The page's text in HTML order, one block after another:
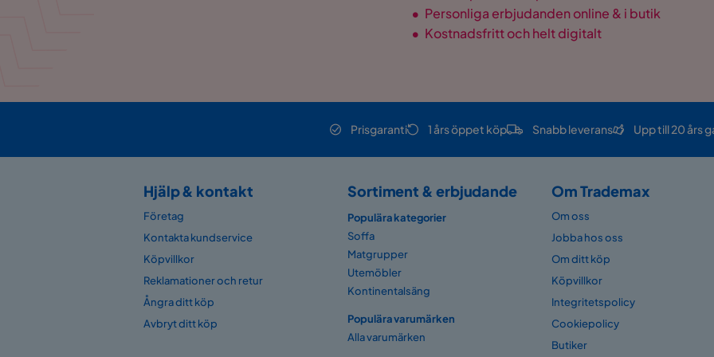
• Personliga erbjudanden online & i butik
• Kostnadsfritt och helt digitalt
Prisgaranti 1 års öppet köp Snabb leverans Upp till 20 års
Hjälp & kontakt
Företag
Kontakta kundservice
Köpvillkor
Reklamationer och retur
Ångra ditt köp
Avbryt ditt köp
Sortiment & erbjudande
Populära kategorier
Soffa
Matgrupper
Utemöbler
Kontinentalsäng
Populära varumärken
Alla varumärken
Om Trademax
Om oss
Jobba hos oss
Om ditt köp
Köpvillkor
Integritetspolicy
Cookiepolicy
Butiker